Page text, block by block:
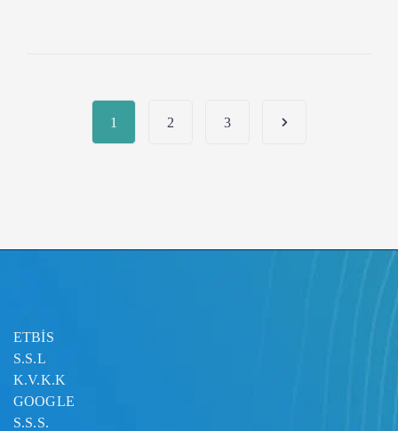
1 2 3
ETBİS
S.S.L
K.V.K.K
GOOGLE
S.S.S.